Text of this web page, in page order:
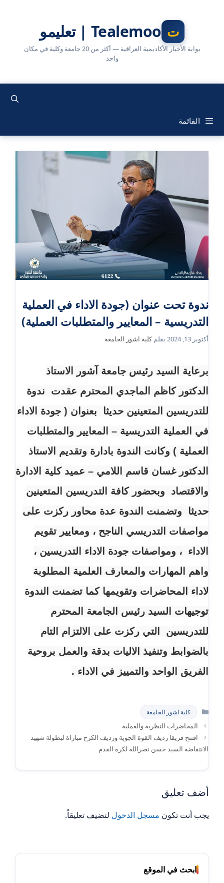
Tealemoo | تعليمو
بوابة الأخبار الأكاديمية العراقية — أكثر من 20 جامعة وكلية في مكان
واحد
القائمة
ندوة تحت عنوان (جودة الاداء في العملية
التدريسية – المعايير والمتطلبات العملية)
أكتوبر 13, 2024 بقلمكلية اشور الجامعة
برعاية السيد رئيس جامعة آشور الاستاذ
الدكتور كاظم الماجدي المحترم عقدت ندوة
للتدريسين المتعينين حديثا بعنوان ( جودة الاداء
في العملية التدريسية – المعايير والمتطلبات
العملية ) وكانت الندوة بادارة وتقديم الاستاذ
الدكتور غسان قاسم اللامي – عميد كلية الادارة
والاقتصاد وبحضور كافة التدريسين المتعينين
حديثا وتضمنت الندوة عدة محاور ركزت على
مواصفات التدريسي الناجح ، ومعايير تقويم
الاداء ، ومواصفات جودة الاداء التدريسين ،
واهم المهارات والمعارف العلمية المطلوبة
لاداء المحاضرات وتقويمها كما تضمنت الندوة
توجيهات السيد رئيس الجامعة المحترم
للتدريسين التي ركزت على الالتزام التام
بالضوابط وتنفيذ الاليات بدقة والعمل بروحية
الفريق الواحد والتمييز في الاداء .
التصنيفات
كلية اشور الجامعة
المحاضرات النظرية والعملية
افتتح فريقا رديف القوة الجوية ورديف الكرخ مباراة لبطولة شهيد
الانتفاضة السيد حسن نصرالله لكرة القدم
أضف تعليق
يجب أنت تكون مسجل الدخول لتضيف تعليقاً.
ابحث في الموقع